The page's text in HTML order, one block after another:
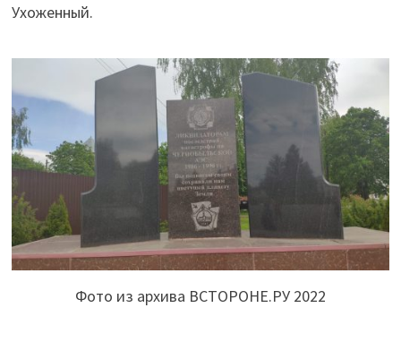
Ухоженный.
Фото из архива ВСТОРОНЕ.РУ 2022